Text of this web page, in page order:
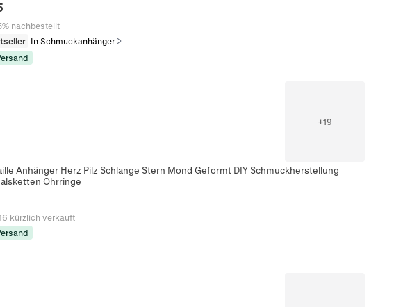
nachbestellt
In Schmuckanhänger
+19
Anhänger Herz Pilz Schlange Stern Mond Geformt DIY Schmuckherstellung
Ohrringe
kürzlich verkauft